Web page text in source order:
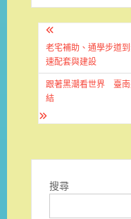
文
章
導
覽
老宅補助、通學步道
速配套與建設
跟著黑潮看世界 臺南
結
搜尋